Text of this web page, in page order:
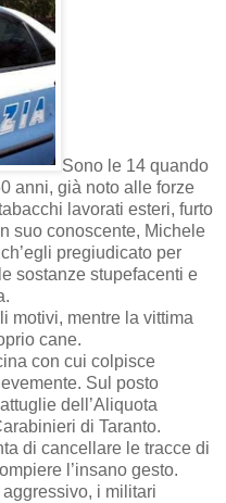
Sono le 14 quando
anni, già noto alle forze
lavorati esteri, furto
suo conoscente, Michele
pregiudicato per
sostanze stupefacenti e
motivi, mentre la vittima
cane.
con cui colpisce
Sul posto
dell’Aliquota
di Taranto.
di cancellare le tracce di
l’insano gesto.
i militari